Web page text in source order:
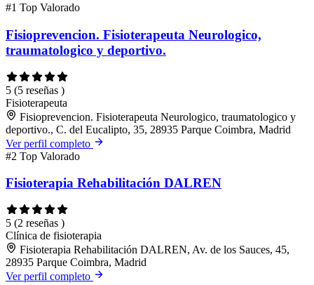
#1 Top Valorado
Fisioprevencion. Fisioterapeuta Neurologico,
traumatologico y deportivo.
5 (5 reseñas )
Fisioterapeuta
Fisioprevencion. Fisioterapeuta Neurologico, traumatologico y
deportivo., C. del Eucalipto, 35, 28935 Parque Coimbra, Madrid
Ver perfil completo
#2 Top Valorado
Fisioterapia Rehabilitación DALREN
5 (2 reseñas )
Clínica de fisioterapia
Fisioterapia Rehabilitación DALREN, Av. de los Sauces, 45,
28935 Parque Coimbra, Madrid
Ver perfil completo